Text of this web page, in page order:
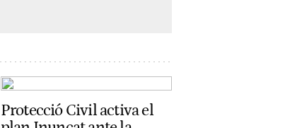
Protecció Civil activa el